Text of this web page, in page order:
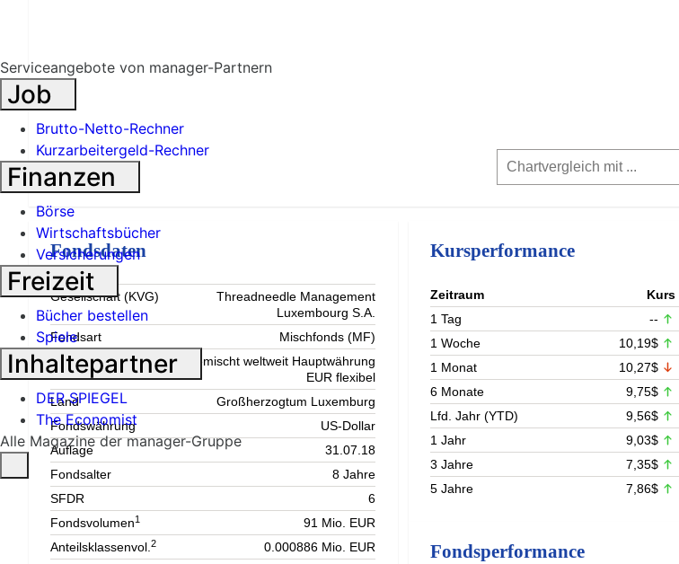
Fondsdaten
Gesellschaft (KVG)
Threadneedle Management
Luxembourg S.A.
Fondsart
Mischfonds (MF)
Fondstyp
Gemischt weltweit Hauptwährung
EUR flexibel
Land
Großherzogtum Luxemburg
Fondswährung
US-Dollar
Auflage
31.07.18
Fondsalter
8 Jahre
SFDR
6
Fondsvolumen1
91 Mio. EUR
Anteilsklassenvol.2
0.000886 Mio. EUR
Kursperformance
Zeitraum Kurs
1 Tag
--
1 Woche
10,19$
1 Monat
10,27$
6 Monate
9,75$
Lfd. Jahr (YTD)
9,56$
1 Jahr
9,03$
3 Jahre
7,35$
5 Jahre
7,86$
Fondsperformance
Serviceangebote von manager-Partnern
Job
Brutto-Netto-Rechner
Kurzarbeitergeld-Rechner
Finanzen
Börse
Wirtschaftsbücher
Versicherungen
Freizeit
Bücher bestellen
Spiele
Inhaltepartner
DER SPIEGEL
The Economist
Alle Magazine der manager-Gruppe